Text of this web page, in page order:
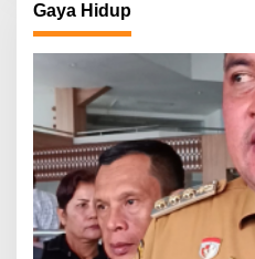
Gaya Hidup